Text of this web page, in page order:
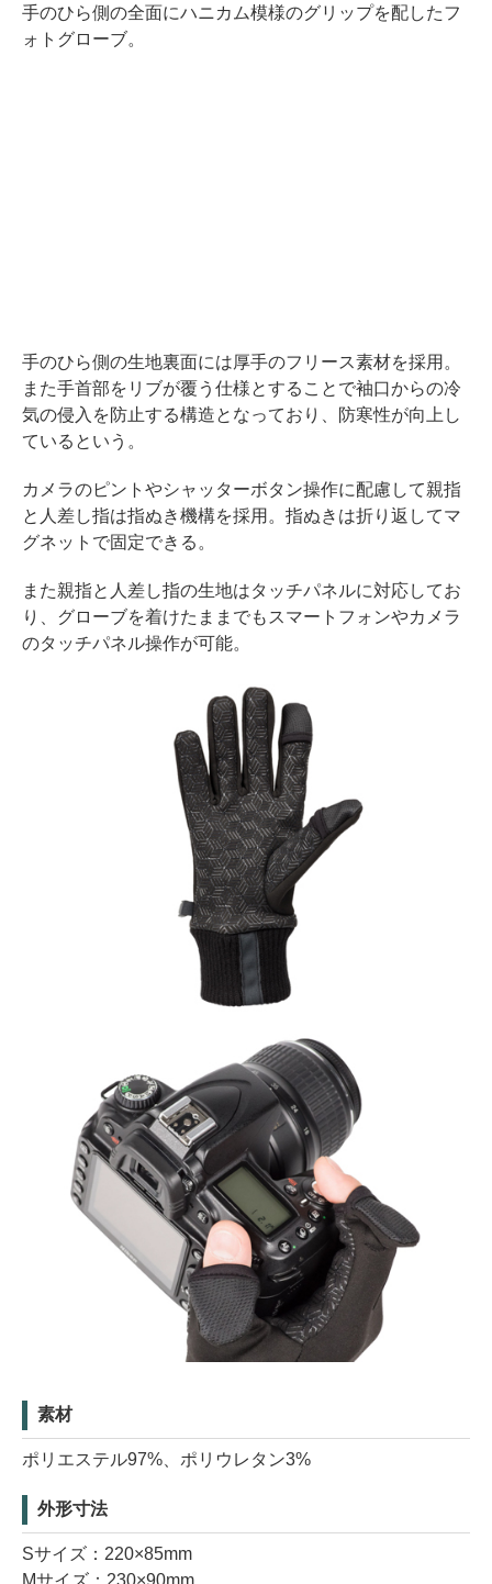
手のひら側の全面にハニカム模様のグリップを配したフ
ォトグローブ。
手のひら側の生地裏面には厚手のフリース素材を採用。
また手首部をリブが覆う仕様とすることで袖口からの冷
気の侵入を防止する構造となっており、防寒性が向上し
ているという。
カメラのピントやシャッターボタン操作に配慮して親指
と人差し指は指ぬき機構を採用。指ぬきは折り返してマ
グネットで固定できる。
また親指と人差し指の生地はタッチパネルに対応してお
り、グローブを着けたままでもスマートフォンやカメラ
のタッチパネル操作が可能。
素材
ポリエステル97%、ポリウレタン3%
外形寸法
Sサイズ：220×85mm
Mサイズ：230×90mm